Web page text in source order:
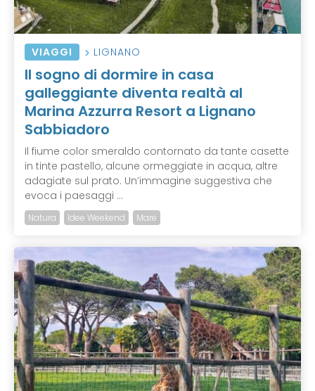
VIAGGI LIGNANO
Il sogno di dormire in casa
galleggiante diventa realtà al
Marina Azzurra Resort a Lignano
Sabbiadoro
Il fiume color smeraldo contornato da tante casette
in tinte pastello, alcune ormeggiate in acqua, altre
adagiate sul prato. Un’immagine suggestiva che
evoca i paesaggi ...
Natura Idee Weekend Mare